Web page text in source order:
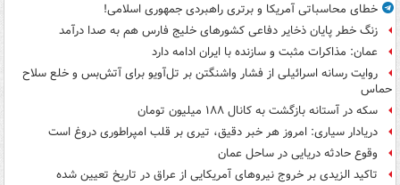
خطای محاسباتی آمریکا و برتری راهبردی جمهوری اسلامی!
زنگ خطر پایان ذخایر دفاعی کشورهای خلیج فارس هم به صدا درآمد
عمان: مذاکرات مثبت و سازنده با ایران ادامه دارد
روایت رسانه اسرائیلی از فشار واشنگتن بر تل‌آویو برای آتش‌بس و خلع سلاح
حماس
سکه در آستانه بازگشت به کانال ۱۸۸ میلیون تومان
دریادار سیاری: امروز هر خبر دقیق، تیری بر قلب امپراطوری دروغ است
وقوع حادثه دریایی در ساحل عمان
تاکید الزیدی بر خروج نیروهای آمریکایی از عراق در تاریخ تعیین شده